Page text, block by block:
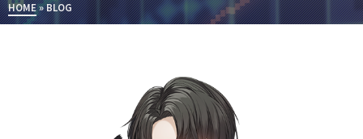
HOME»BLOG